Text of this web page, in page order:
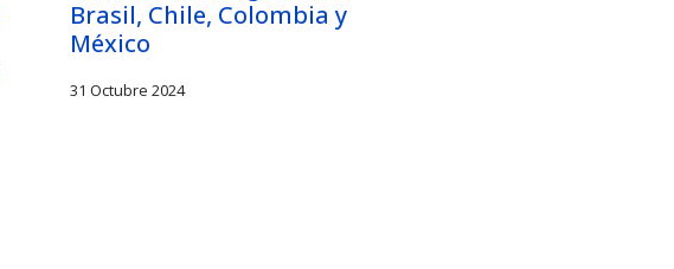
Brasil, Chile, Colombia y
México
31 Octubre 2024